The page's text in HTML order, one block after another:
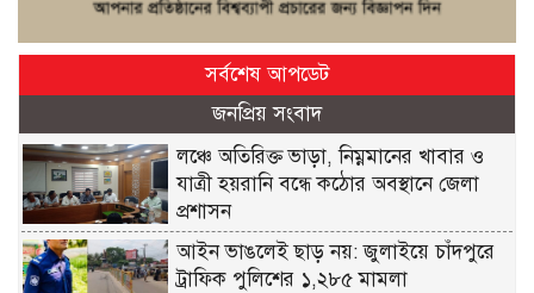
সর্বশেষ আপডেট
জনপ্রিয় সংবাদ
লঞ্চে অতিরিক্ত ভাড়া, নিম্নমানের খাবার ও
যাত্রী হয়রানি বন্ধে কঠোর অবস্থানে জেলা
প্রশাসন
আইন ভাঙলেই ছাড় নয়: জুলাইয়ে চাঁদপুরে
ট্রাফিক পুলিশের ১,২৮৫ মামলা